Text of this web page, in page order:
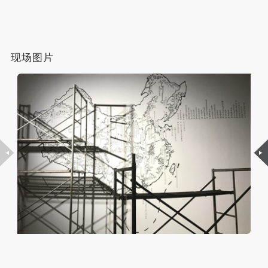
现场图片
动。
（2）、使用形式 用于中央美术学院图书出版、销售
附带光盘及宣传资料。
（3）、使用地域范围
适用地域范围包括国内和国外。
使用肖像的媒介限于不损害甲方肖像权的任何媒介
（如杂志、网络等）。
三、肖像权使用期限
永久使用。
四、许可使用费用
带有甲方肖像作品的拍摄费用由乙方承担。
乙方于拍摄完带有甲方肖像的作品无需支付甲方任何
动。
（2）、使用形式 用于中央美术学院图书出版、销售
附带光盘及宣传资料。
（3）、使用地域范围
适用地域范围包括国内和国外。
使用肖像的媒介限于不损害甲方肖像权的任何媒介
（如杂志、网络等）。
三、肖像权使用期限
永久使用。
四、许可使用费用
带有甲方肖像作品的拍摄费用由乙方承担。
乙方于拍摄完带有甲方肖像的作品无需支付甲方任何
动。
（2）、使用形式 用于中央美术学院图书出版、销售
附带光盘及宣传资料。
（3）、使用地域范围
适用地域范围包括国内和国外。
使用肖像的媒介限于不损害甲方肖像权的任何媒介
（如杂志、网络等）。
三、肖像权使用期限
永久使用。
四、许可使用费用
带有甲方肖像作品的拍摄费用由乙方承担。
乙方于拍摄完带有甲方肖像的作品无需支付甲方任何